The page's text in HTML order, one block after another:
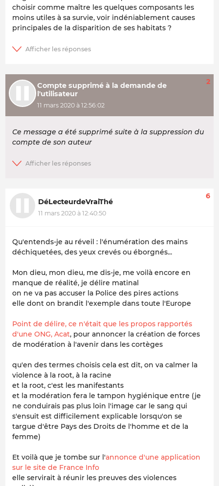
choisir comme maître les quelques composants les
moins utiles à sa survie, voir indéniablement causes
principales de la disparition de ses habitats ?
Compte supprimé à la demande de
l'utilisateur
11 mars 2020 à 12:56:02
2
Ce message a été supprimé suite à la suppression du
compte de son auteur
DéLecteurdeVraiThé
11 mars 2020 à 12:40:50
6
Qu'entends-je au réveil : l'énumération des mains
déchiquetées, des yeux crevés ou éborgnés...
Mon dieu, mon dieu, me dis-je, me voilà encore en
manque de réalité, je délire matinal
on ne va pas accuser la Police des pires actions
elle dont on brandit l'exemple dans toute l'Europe
Point de délire, ce n'était que les propos rapportés
d'une ONG, Acat, pour annoncer la création de forces
de modération à l'avenir dans les cortèges
qu'en des termes choisis cela est dit, on va calmer la
violence à la root, à la racine
et la root, c'est les manifestants
et la modération fera le tampon hygiénique entre (je
ne conduirais pas plus loin l'image car le sang qui
s'ensuit est difficilement explicable lorsqu'on se
targue d'être Pays des Droits de l'homme et de la
femme)
Et voilà que je tombe sur l'annonce d'une application
sur le site de France Info
elle servirait à réunir les preuves des violences